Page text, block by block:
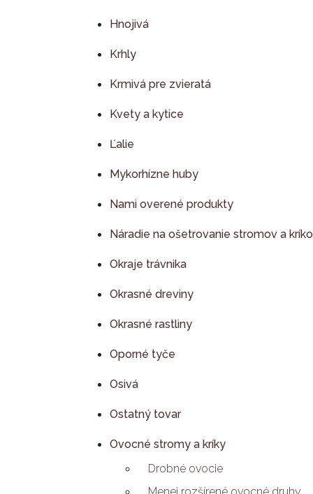
Hnojivá
Krhly
Krmivá pre zvieratá
Kvety a kytice
Ľalie
Mykorhízne huby
Nami overené produkty
Náradie na ošetrovanie stromov a
Okraje trávnika
Okrasné dreviny
Okrasné rastliny
Oporné tyče
Osivá
Ostatný tovar
Ovocné stromy a kríky
Drobné ovocie